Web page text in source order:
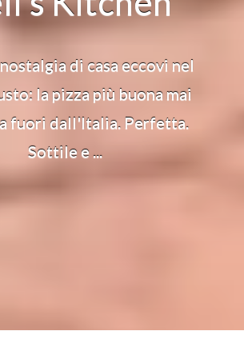
di casa eccovi nel
la pizza più buona mai
fuori dall'Italia. Perfetta.
Sottile e ...